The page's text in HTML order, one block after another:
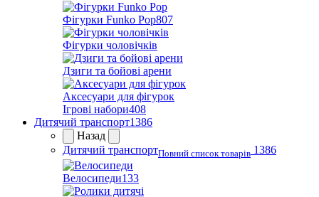
Фігурки Funko Pop807
Фігурки чоловічків
Дзиги та бойові арени
Аксесуари для фігурок
Ігрові набори408
Дитячий транспорт1386
Назад
Дитячий транспортПовний список товарів 1386
Велосипеди133